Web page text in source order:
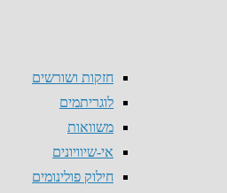
חזקות ושורשים
לוגריתמים
משוואות
אי-שיוויונים
חילוק פולינומים